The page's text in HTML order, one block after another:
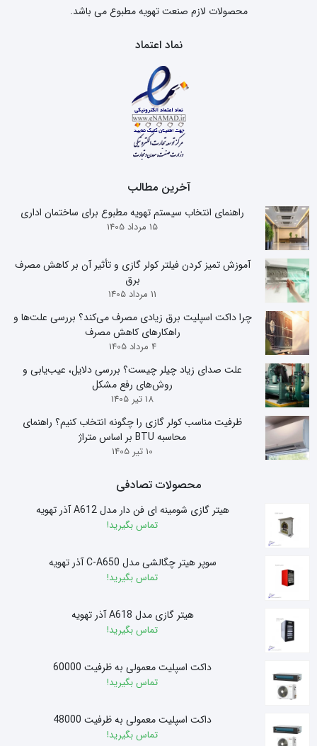
محصولات لازم صنعت تهویه مطبوع می باشد.
نماد اعتماد
آخرین مطالب
راهنمای انتخاب سیستم تهویه مطبوع برای ساختمان اداری
15 مرداد 1405
آموزش تمیز کردن فیلتر کولر گازی و تأثیر آن بر کاهش مصرف
برق
11 مرداد 1405
چرا داکت اسپلیت برق زیادی مصرف می‌کند؟ بررسی علت‌ها و
راهکارهای کاهش مصرف
4 مرداد 1405
علت صدای زیاد چیلر چیست؟ بررسی دلایل، عیب‌یابی و
روش‌های رفع مشکل
18 تیر 1405
ظرفیت مناسب کولر گازی را چگونه انتخاب کنیم؟ راهنمای
محاسبه BTU بر اساس متراژ
10 تیر 1405
محصولات تصادفی
هیتر گازی شومینه ای فن دار مدل A612 آذر تهویه
تماس بگیرید!
سوپر هیتر چگالشی مدل C-A650 آذر تهویه
تماس بگیرید!
هیتر گازی مدل A618 آذر تهویه
تماس بگیرید!
داکت اسپلیت معمولی به ظرفیت 60000
تماس بگیرید!
داکت اسپلیت معمولی به ظرفیت 48000
تماس بگیرید!